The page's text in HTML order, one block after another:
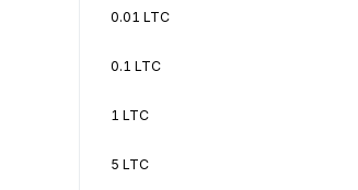
0.01 LTC
0.1 LTC
1 LTC
5 LTC